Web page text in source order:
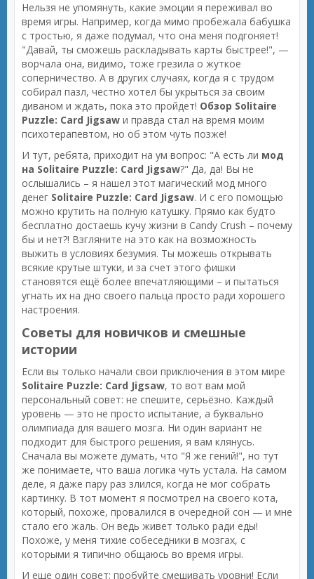
Нельзя не упомянуть, какие эмоции я переживал во
время игры. Например, когда мимо пробежала бабушка
с тростью, я даже подумал, что она меня подгоняет!
"Давай, ты сможешь раскладывать карты быстрее!", —
ворчала она, видимо, тоже грезила о жуткое
соперничество. А в других случаях, когда я с трудом
собирал пазл, честно хотел бы укрыться за своим
диваном и ждать, пока это пройдет! Обзор Solitaire
Puzzle: Card Jigsaw и правда стал на время моим
психотерапевтом, но об этом чуть позже!
И тут, ребята, приходит на ум вопрос: "А есть ли мод
на Solitaire Puzzle: Card Jigsaw?" Да, да! Вы не
ослышались – я нашел этот магический мод много
денег Solitaire Puzzle: Card Jigsaw. И с его помощью
можно крутить на полную катушку. Прямо как будто
бесплатно достаешь кучу жизни в Candy Crush – почему
бы и нет?! Взгляните на это как на возможность
выжить в условиях безумия. Ты можешь открывать
всякие крутые штуки, и за счет этого фишки
становятся ещё более впечатляющими – и пытаться
угнать их на дно своего пальца просто ради хорошего
настроения.
Советы для новичков и смешные
истории
Если вы только начали свои приключения в этом мире
Solitaire Puzzle: Card Jigsaw, то вот вам мой
персональный совет: не спешите, серьёзно. Каждый
уровень — это не просто испытание, а буквально
олимпиада для вашего мозга. Ни один вариант не
подходит для быстрого решения, я вам клянусь.
Сначала вы можете думать, что "Я же гений!", но тут
же понимаете, что ваша логика чуть устала. На самом
деле, я даже пару раз злился, когда не мог собрать
картинку. В тот момент я посмотрел на своего кота,
который, похоже, провалился в очередной сон — и мне
стало его жаль. Он ведь живет только ради еды!
Похоже, у меня тихие собеседники в мозгах, с
которыми я типично общаюсь во время игры.
И еще один совет: пробуйте смешивать уровни! Если